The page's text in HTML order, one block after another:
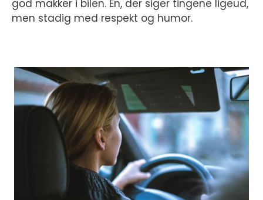
god makker i bilen. En, der siger tingene ligeud,
men stadig med respekt og humor.